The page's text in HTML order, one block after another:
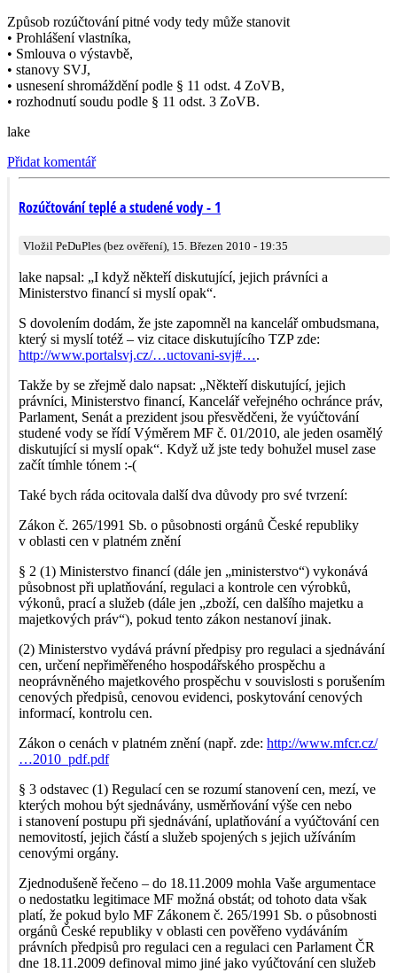
Způsob rozúčtování pitné vody tedy může stanovit
• Prohlášení vlastníka,
• Smlouva o výstavbě,
• stanovy SVJ,
• usnesení shromáždění podle § 11 odst. 4 ZoVB,
• rozhodnutí soudu podle § 11 odst. 3 ZoVB.
lake
Přidat komentář
Rozúčtování teplé a studené vody - 1
Vložil PeDuPles (bez ověření), 15. Březen 2010 - 19:35
lake napsal: „I když někteří diskutující, jejich právníci a
Ministerstvo financí si myslí opak“.
S dovolením dodám, že jste zapomněl na kancelář ombudsmana,
který si myslí totéž – viz citace diskutujícího TZP zde:
http://www.portalsvj.cz/…uctovani-svj#….
Takže by se zřejmě dalo napsat: „Někteří diskutující, jejich
právníci, Ministerstvo financí, Kancelář veřejného ochránce práv,
Parlament, Senát a prezident jsou přesvědčeni, že vyúčtování
studené vody se řídí Výměrem MF č. 01/2010, ale jeden osamělý
diskutující si myslí opak“. Když už jste tedy bohužel musel zase
začít tímhle tónem :-(
Také bych ráda ocitovala další dva důvody pro své tvrzení:
Zákon č. 265/1991 Sb. o působnosti orgánů České republiky
v oblasti cen v platném znění
§ 2 (1) Ministerstvo financí (dále jen „ministerstvo“) vykonává
působnost při uplatňování, regulaci a kontrole cen výrobků,
výkonů, prací a služeb (dále jen „zboží, cen dalšího majetku a
majetkových práv“), pokud tento zákon nestanoví jinak.
(2) Ministerstvo vydává právní předpisy pro regulaci a sjednávání
cen, určení nepřiměřeného hospodářského prospěchu a
neoprávněného majetkového prospěchu v souvislosti s porušením
cenových předpisů, cenovou evidenci, poskytování cenových
informací, kontrolu cen.
Zákon o cenách v platném znění (např. zde: http://www.mfcr.cz/
…2010_pdf.pdf
§ 3 odstavec (1) Regulací cen se rozumí stanovení cen, mezí, ve
kterých mohou být sjednávány, usměrňování výše cen nebo
i stanovení postupu při sjednávání, uplatňování a vyúčtování cen
nemovitostí, jejich částí a služeb spojených s jejich užíváním
cenovými orgány.
Zjednodušeně řečeno – do 18.11.2009 mohla Vaše argumentace
o nedostatku legitimace MF možná obstát; od tohoto data však
platí, že pokud bylo MF Zákonem č. 265/1991 Sb. o působnosti
orgánů České republiky v oblasti cen pověřeno vydáváním
právních předpisů pro regulaci cen a regulaci cen Parlament ČR
dne 18.11.2009 de­finoval mimo jiné jako vyúčtování cen služeb